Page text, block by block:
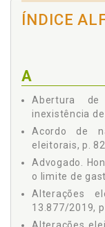
AFERIÇÃO DO
2.10
DIREÇÃO E
INSTITUTOS E
2.11
FEFC, p. 33
3 ALTERAÇÕES
(LEI 9.096/1997)
3.1
POLÍTICOS, p. 35
3.2 DA
ÍNDICE
A
Abertura
inexistência
Acordo de
eleitorais, p. 82
Advogado.
o limite de
Alterações
13.877/2019,